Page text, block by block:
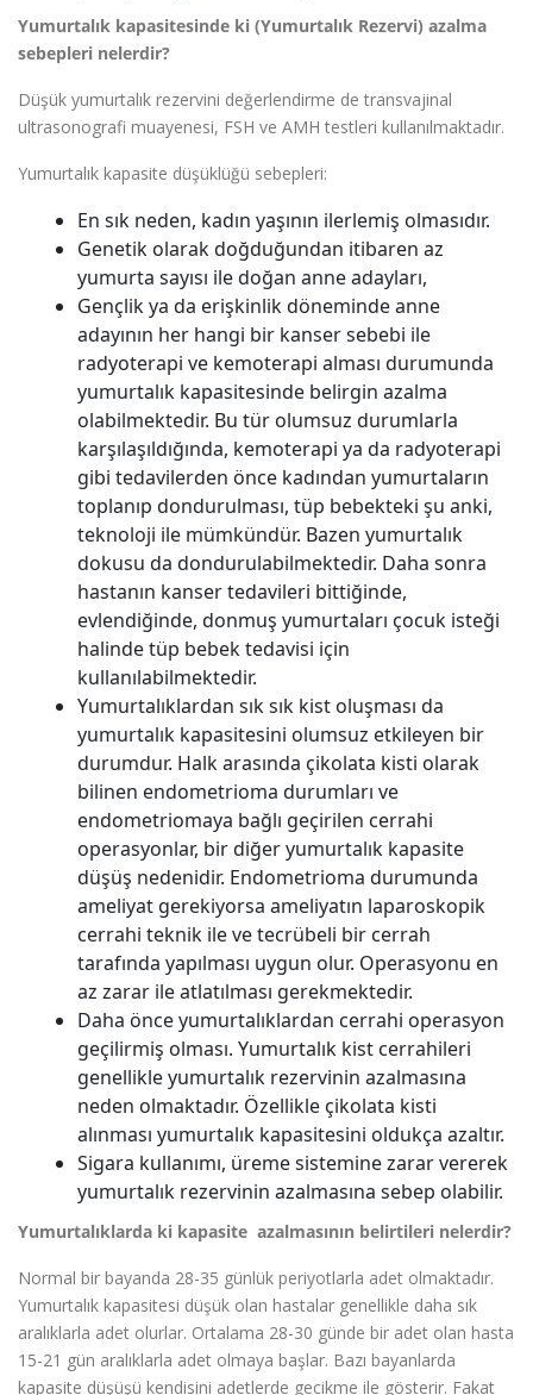
Yumurtalık kapasitesinde ki (Yumurtalık Rezervi) azalma
sebepleri nelerdir?
Düşük yumurtalık rezervini değerlendirme de transvajinal
ultrasonografi muayenesi, FSH ve AMH testleri kullanılmaktadır.
Yumurtalık kapasite düşüklüğü sebepleri:
En sık neden, kadın yaşının ilerlemiş olmasıdır.
Genetik olarak doğduğundan itibaren az
yumurta sayısı ile doğan anne adayları,
Gençlik ya da erişkinlik döneminde anne
adayının her hangi bir kanser sebebi ile
radyoterapi ve kemoterapi alması durumunda
yumurtalık kapasitesinde belirgin azalma
olabilmektedir. Bu tür olumsuz durumlarla
karşılaşıldığında, kemoterapi ya da radyoterapi
gibi tedavilerden önce kadından yumurtaların
toplanıp dondurulması, tüp bebekteki şu anki,
teknoloji ile mümkündür. Bazen yumurtalık
dokusu da dondurulabilmektedir. Daha sonra
hastanın kanser tedavileri bittiğinde,
evlendiğinde, donmuş yumurtaları çocuk isteği
halinde tüp bebek tedavisi için
kullanılabilmektedir.
Yumurtalıklardan sık sık kist oluşması da
yumurtalık kapasitesini olumsuz etkileyen bir
durumdur. Halk arasında çikolata kisti olarak
bilinen endometrioma durumları ve
endometriomaya bağlı geçirilen cerrahi
operasyonlar, bir diğer yumurtalık kapasite
düşüş nedenidir. Endometrioma durumunda
ameliyat gerekiyorsa ameliyatın laparoskopik
cerrahi teknik ile ve tecrübeli bir cerrah
tarafında yapılması uygun olur. Operasyonu en
az zarar ile atlatılması gerekmektedir.
Daha önce yumurtalıklardan cerrahi operasyon
geçilirmiş olması. Yumurtalık kist cerrahileri
genellikle yumurtalık rezervinin azalmasına
neden olmaktadır. Özellikle çikolata kisti
alınması yumurtalık kapasitesini oldukça azaltır.
Sigara kullanımı, üreme sistemine zarar vererek
yumurtalık rezervinin azalmasına sebep olabilir.
Yumurtalıklarda ki kapasite azalmasının belirtileri nelerdir?
Normal bir bayanda 28-35 günlük periyotlarla adet olmaktadır.
Yumurtalık kapasitesi düşük olan hastalar genellikle daha sık
aralıklarla adet olurlar. Ortalama 28-30 günde bir adet olan hasta
15-21 gün aralıklarla adet olmaya başlar. Bazı bayanlarda
kapasite düşüşü kendisini adetlerde gecikme ile gösterir. Fakat